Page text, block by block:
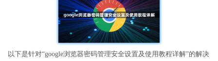
以下是针对“google浏览器密码管理安全设置及使用教程详解”的解决